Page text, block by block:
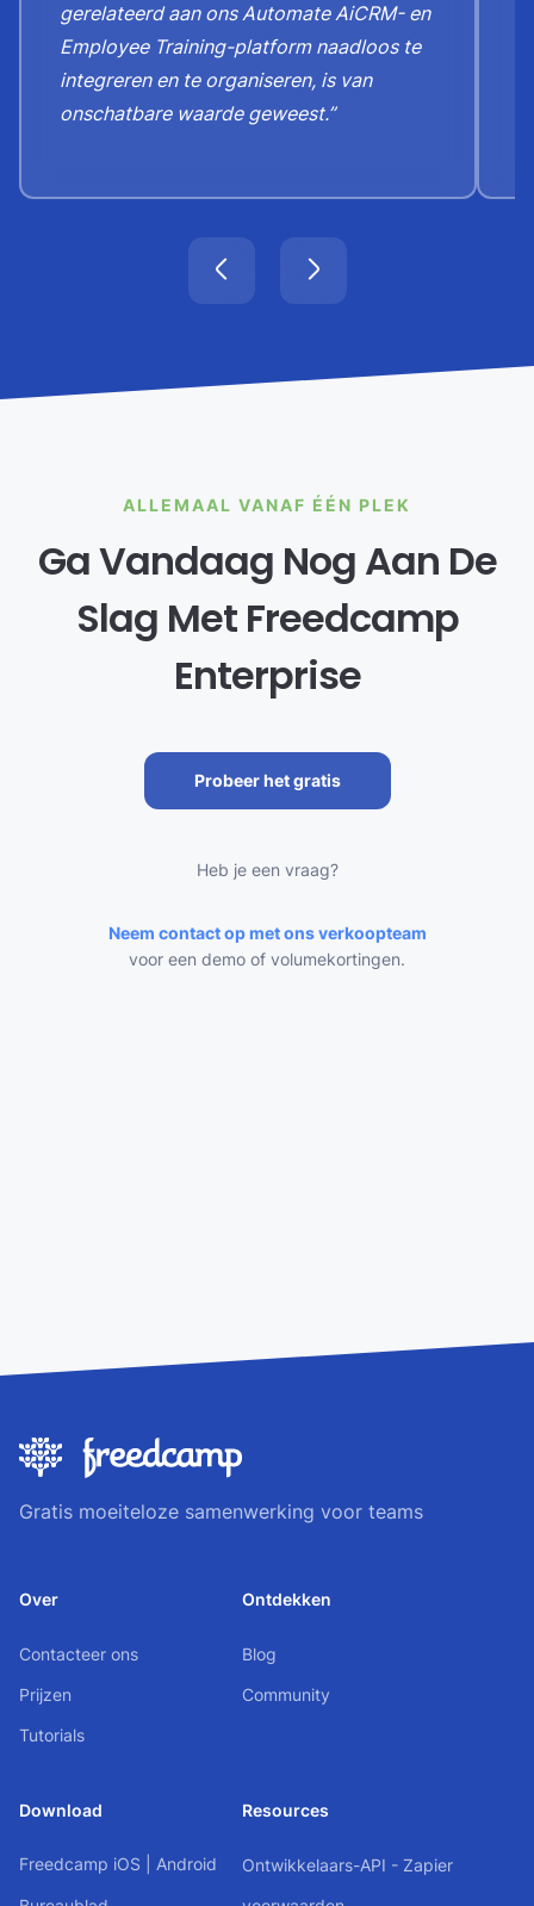
gerelateerd aan ons Automate AiCRM- en
Employee Training-platform naadloos te
integreren en te organiseren, is van
onschatbare waarde geweest.”
ALLEMAAL VANAF ÉÉN PLEK
Ga Vandaag Nog Aan De
Slag Met Freedcamp
Enterprise
Probeer het gratis
Heb je een vraag?
Neem contact op met ons verkoopteam
voor een demo of volumekortingen.
Gratis moeiteloze samenwerking voor teams
Over
Contacteer ons
Prijzen
Tutorials
Ontdekken
Blog
Community
Download
Freedcamp iOS Android
Resources
Ontwikkelaars-API - Zapier